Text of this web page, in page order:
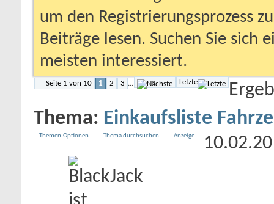
um den Registrierungsprozess
Beiträge lesen. Suchen Sie sich
meisten interessiert.
Seite 1 von 10 1 2 3 ... Letzte
Thema: Einkaufsliste
Themen-Optionen Thema durchsuchen Anzeige